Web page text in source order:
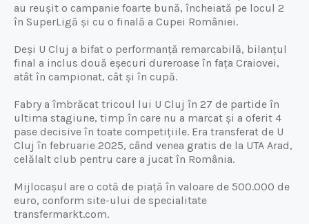
au reușit o campanie foarte bună, încheiată pe locul 2
în SuperLigă și cu o finală a Cupei României.
Deși U Cluj a bifat o performanță remarcabilă, bilanțul
final a inclus două eșecuri dureroase în fața Craiovei,
atât în campionat, cât și în cupă.
Fabry a îmbrăcat tricoul lui U Cluj în 27 de partide în
ultima stagiune, timp în care nu a marcat și a oferit 4
pase decisive în toate competițiile. Era transferat de U
Cluj în februarie 2025, când venea gratis de la UTA Arad,
celălalt club pentru care a jucat în România.
Mijlocașul are o cotă de piață în valoare de 500.000 de
euro, conform site-ului de specialitate
transfermarkt.com.